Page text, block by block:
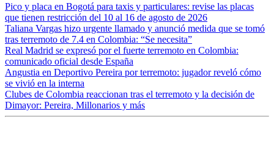
Pico y placa en Bogotá para taxis y particulares: revise las placas
que tienen restricción del 10 al 16 de agosto de 2026
Taliana Vargas hizo urgente llamado y anunció medida que se tomó
tras terremoto de 7.4 en Colombia: “Se necesita”
Real Madrid se expresó por el fuerte terremoto en Colombia:
comunicado oficial desde España
Angustia en Deportivo Pereira por terremoto: jugador reveló cómo
se vivió en la interna
Clubes de Colombia reaccionan tras el terremoto y la decisión de
Dimayor: Pereira, Millonarios y más